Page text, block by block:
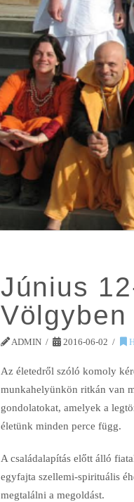
Június
Völgyben
ADMIN 2016-06-02
Az életedről szóló komoly
munkahelyünkön ritkán van
gondolatokat, amelyek a
életünk minden perce függ.
A családalapítás előtt álló
egyfajta szellemi-spirituális
megtalálni a megoldást.